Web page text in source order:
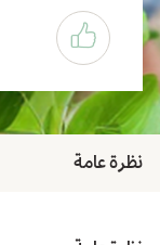
نظرة عامة